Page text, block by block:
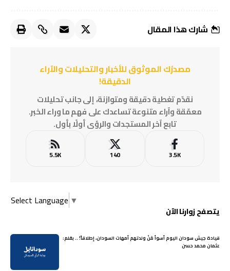
شارك هذا المقال
مصدرُك الموثوق للأخبار والتحليلات والآراء
الدقيقة!
نقدّم تغطية دقيقة ومتوازنة، إلى جانب تحليلات
معمّقة وآراء متنوعة تساعدك على فهم ما وراء الخبر.
تابع آخر المستجدات والرؤى أولًا بأول.
3.5K
140
5.5K
Select Language ▼
يتصفح زوارنا الآن
قيادة جيش سودان اليوم أسوأ مٓنْ ولدتهم أمهات السودان، إطلاقاً! .. بقلم:
عثمان محمد حسن